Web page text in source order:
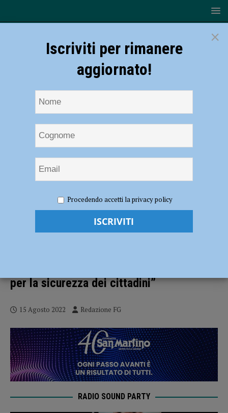
per operatori del soccorso e forze dell’ordine, il prefetto: “Vivo
apprezzamento per chi si impegna per la sicurezza dei cittadini”
Ferragosto al lavoro per operatori del
per la sicurezza dei cittadini”
15 Agosto 2022 Redazione FG
RADIO SOUND PARTY
×
Iscriviti per rimanere
aggiornato!
Procedendo accetti la privacy policy